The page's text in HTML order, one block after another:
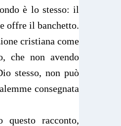
è lo stesso: il
offre il banchetto.
cristiana come
che non avendo
stesso, non può
consegnata
racconto,